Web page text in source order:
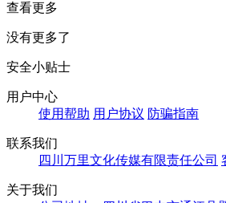
查看更多
没有更多了
安全小贴士
用户中心
使用帮助 用户协议 防骗指南
联系我们
四川万里文化传媒有限责任公司
关于我们